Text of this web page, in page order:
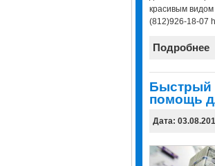
красивым видом
(812)926-18-07
Подробнее
Быстрый
помощь
Дата: